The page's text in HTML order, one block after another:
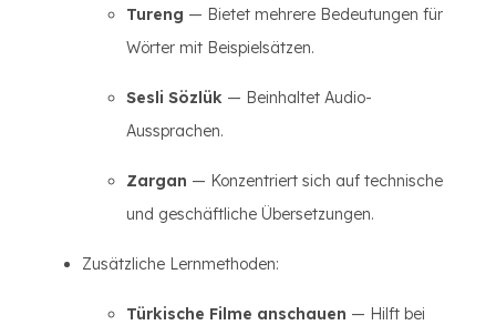
Tureng — Bietet mehrere Bedeutungen für
Wörter mit Beispielsätzen.
Sesli Sözlük — Beinhaltet Audio-
Aussprachen.
Zargan — Konzentriert sich auf technische
und geschäftliche Übersetzungen.
Zusätzliche Lernmethoden:
Türkische Filme anschauen — Hilft bei